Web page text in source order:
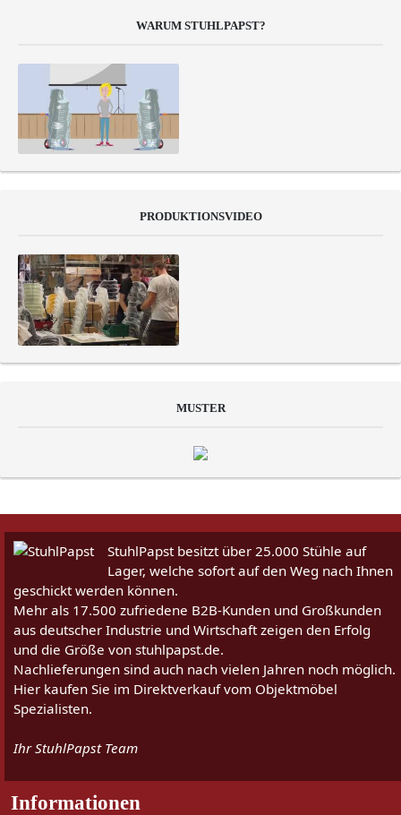
WARUM STUHLPAPST?
PRODUKTIONSVIDEO
MUSTER
StuhlPapst besitzt über 25.000 Stühle auf
Lager, welche sofort auf den Weg nach Ihnen
geschickt werden können.
Mehr als 17.500 zufriedene B2B-Kunden und Großkunden
aus deutscher Industrie und Wirtschaft zeigen den Erfolg
und die Größe von stuhlpapst.de.
Nachlieferungen sind auch nach vielen Jahren noch möglich.
Hier kaufen Sie im Direktverkauf vom Objektmöbel
Spezialisten.
Ihr StuhlPapst Team
Informationen